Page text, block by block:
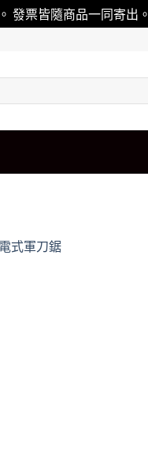
發票皆隨商品一同寄出。
式軍刀鋸